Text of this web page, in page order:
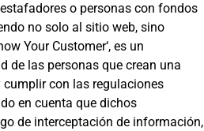
o personas con fondos
no solo al sitio web, sino
Your Customer‘, es un
de las personas que crean una
con las regulaciones
en cuenta que dichos
de interceptación de información,